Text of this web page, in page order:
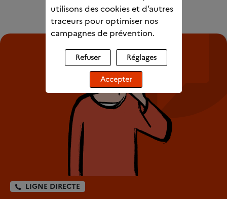
LIGNE DIRECTE
utilisons des cookies et d’autres
traceurs pour optimiser nos
campagnes de prévention.
Refuser Réglages
Accepter